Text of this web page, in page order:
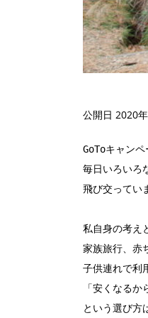
公開日 2020
GoToキャン
毎日いろいろ
飛び交ってい
私自身の考え
家族旅行、赤
子供連れで利
「安くなるか
という選び方